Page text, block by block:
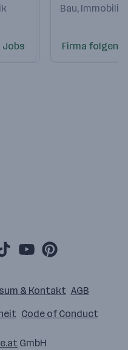
Jobs
Bau,
Firma folgen
& Kontakt AGB
Code of Conduct
GmbH